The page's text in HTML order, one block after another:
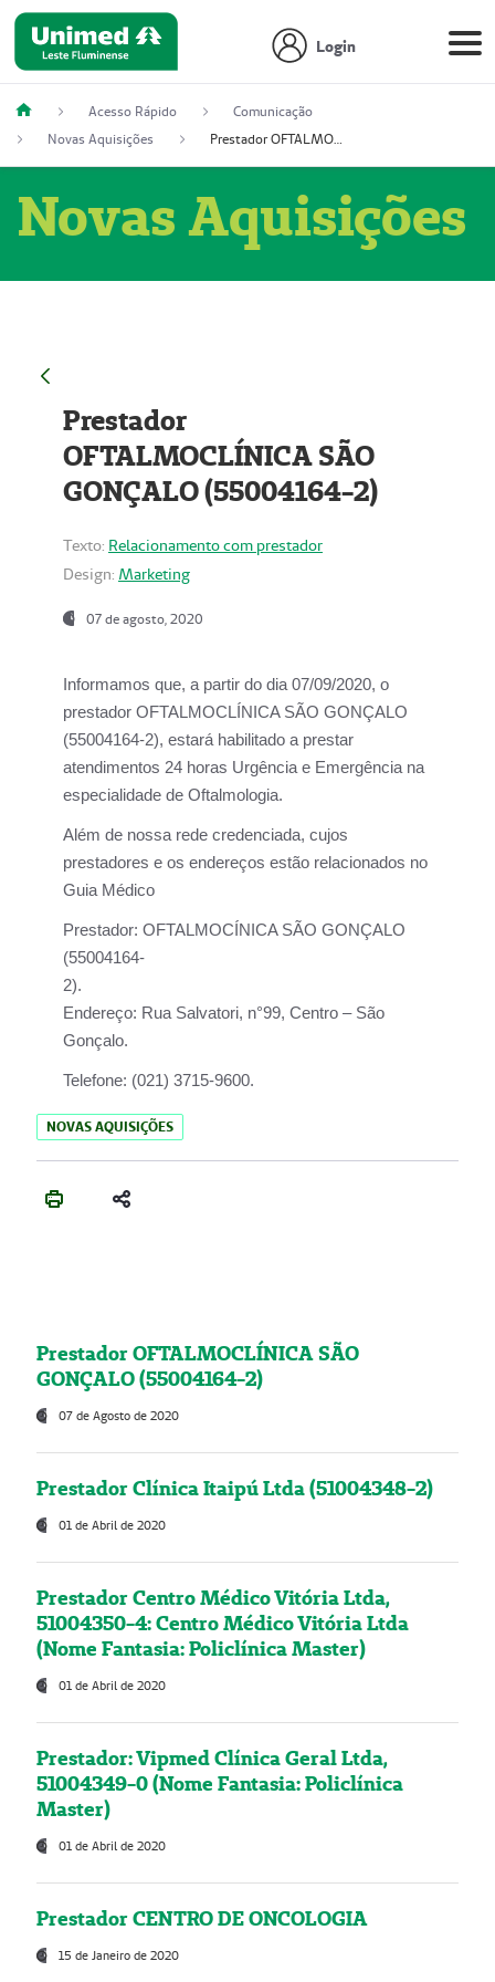
Login
Acesso Rápido
Comunicação
Novas Aquisições
Prestador OFTALMOCLÍNICA SÃO GONÇALO (55004164-2)
Novas Aquisições
Prestador
OFTALMOCLÍNICA SÃO
GONÇALO (55004164-2)
Texto: Relacionamento com prestador
Design: Marketing
07 de agosto, 2020
Informamos que, a partir do dia07/09/2020, o
prestador OFTALMOCLÍNICA SÃO GONÇALO
(55004164-2), estará habilitado a prestar
atendimentos 24 horas Urgência e Emergência na
especialidade de Oftalmologia.
Além de nossa rede credenciada, cujos
prestadores e os endereços estão relacionados no
Guia Médico
Prestador: OFTALMOCÍNICA SÃO GONÇALO
(55004164-
2).
Endereço: Rua Salvatori, n°99, Centro – São
Gonçalo.
Telefone: (021) 3715-9600.
NOVAS AQUISIÇÕES
Prestador OFTALMOCLÍNICA SÃO
GONÇALO (55004164-2)
07 de Agosto de 2020
Prestador Clínica Itaipú Ltda (51004348-2)
01 de Abril de 2020
Prestador Centro Médico Vitória Ltda,
51004350-4: Centro Médico Vitória Ltda
(Nome Fantasia: Policlínica Master)
01 de Abril de 2020
Prestador: Vipmed Clínica Geral Ltda,
51004349-0 (Nome Fantasia: Policlínica
Master)
01 de Abril de 2020
Prestador CENTRO DE ONCOLOGIA
15 de Janeiro de 2020